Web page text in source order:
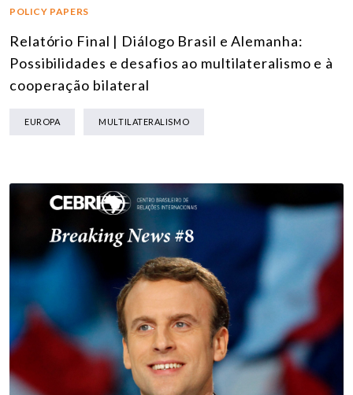
POLICY PAPERS
Relatório Final | Diálogo Brasil e Alemanha:
Possibilidades e desafios ao multilateralismo e à
cooperação bilateral
EUROPA MULTILATERALISMO